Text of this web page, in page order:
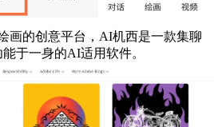
画的创意平台，AI机西是一款集聊
于一身的AI适用软件。